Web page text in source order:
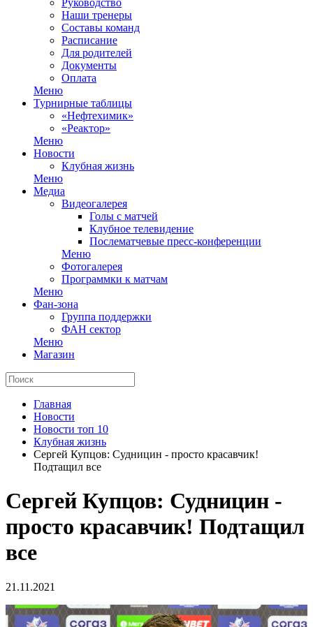
Руководство
Наши тренеры
Составы команд
Расписание
Для родителей
Документы
Оплата
Меню
Турнирные таблицы
«Нефтехимик»
«Реактор»
Меню
Новости
Клубная жизнь
Меню
Медиа
Видеогалерея
Голы с матчей
Клубное телевидение
Послематчевые пресс-конференции
Меню
Фотогалерея
Программки к матчам
Меню
Фан-зона
Группа поддержки
ФАН сектор
Меню
Магазин
Главная
Новости
Новости топ 10
Клубная жизнь
Сергей Купцов: Судницин - просто красавчик!
Подтащил все
Сергей Купцов: Судницин -
просто красавчик! Подтащил
все
21.11.2021